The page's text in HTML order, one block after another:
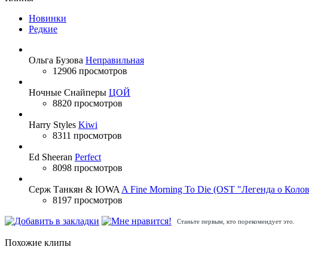
Новинки
Редкие
Ольга Бузова Неправильная
12906 просмотров
Ночные Снайперы ЦОЙ
8820 просмотров
Harry Styles Kiwi
8311 просмотров
Ed Sheeran Perfect
8098 просмотров
Серж Танкян & IOWA A Fine Morning To Die (OST "Легенда о
8197 просмотров
Станьте первым, кто порекомендует это.
Похожие клипы